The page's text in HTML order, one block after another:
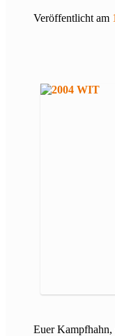
Veröffentlicht am
Euer Kampfhahn,